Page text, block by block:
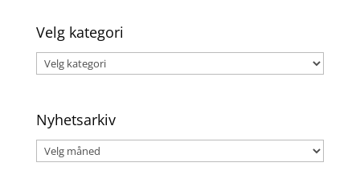
Velg kategori
Velg
Nyhetsarkiv
Nyhetsarkiv